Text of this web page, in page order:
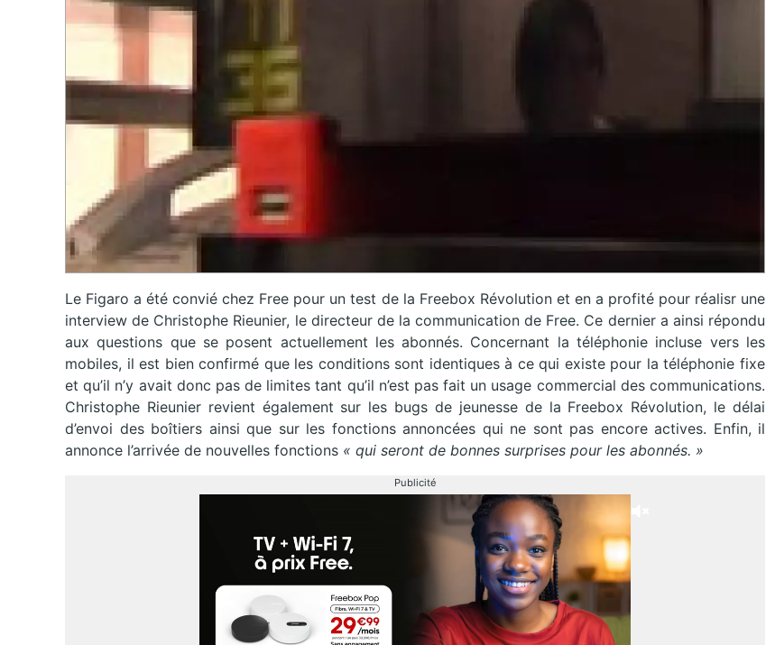
Le Figaro a été convié chez Free pour un test de la Freebox Révolution et en a profité pour réalisr une
interview de Christophe Rieunier, le directeur de la communication de Free. Ce dernier a ainsi répondu
aux questions que se posent actuellement les abonnés. Concernant la téléphonie incluse vers les
mobiles, il est bien confirmé que les conditions sont identiques à ce qui existe pour la téléphonie fixe
et qu’il n’y avait donc pas de limites tant qu’il n’est pas fait un usage commercial des communications.
Christophe Rieunier revient également sur les bugs de jeunesse de la Freebox Révolution, le délai
d’envoi des boîtiers ainsi que sur les fonctions annoncées qui ne sont pas encore actives. Enfin, il
annonce l’arrivée de nouvelles fonctions « qui seront de bonnes surprises pour les abonnés. »
Publicité